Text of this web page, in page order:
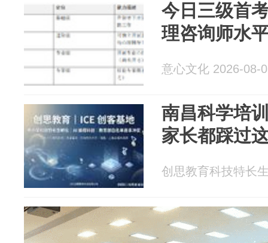
今日三级首
理咨询师水
意心文化 2026-08-
南昌科学培
家长都踩过
创思教育科技特长